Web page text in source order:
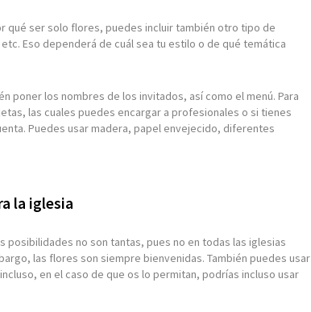
qué ser solo flores, puedes incluir también otro tipo de
Eso dependerá de cuál sea tu estilo o de qué temática
poner los nombres de los invitados, así como el menú. Para
las cuales puedes encargar a profesionales o si tienes
Puedes usar madera, papel envejecido, diferentes
la iglesia
posibilidades no son tantas, pues no en todas las iglesias
las flores son siempre bienvenidas. También puedes usar
en el caso de que os lo permitan, podrías incluso usar